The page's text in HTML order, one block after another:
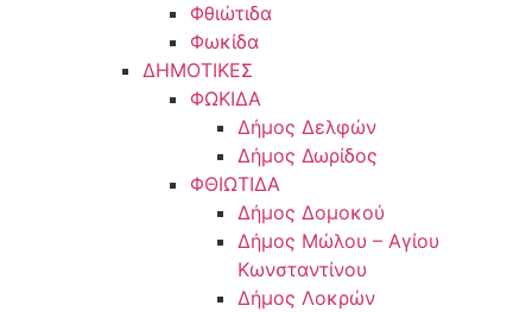
Φθιώτιδα
Φωκίδα
ΔΗΜΟΤΙΚΕΣ
ΦΩΚΙΔΑ
Δήμος Δελφών
Δήμος Δωρίδος
ΦΘΙΩΤΙΔΑ
Δήμος Δομοκού
Δήμος Μώλου – Αγίου
Κωνσταντίνου
Δήμος Λοκρών